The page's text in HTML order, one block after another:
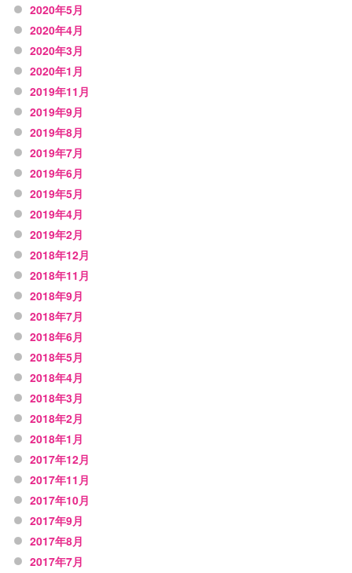
2020年5月
2020年4月
2020年3月
2020年1月
2019年11月
2019年9月
2019年8月
2019年7月
2019年6月
2019年5月
2019年4月
2019年2月
2018年12月
2018年11月
2018年9月
2018年7月
2018年6月
2018年5月
2018年4月
2018年3月
2018年2月
2018年1月
2017年12月
2017年11月
2017年10月
2017年9月
2017年8月
2017年7月